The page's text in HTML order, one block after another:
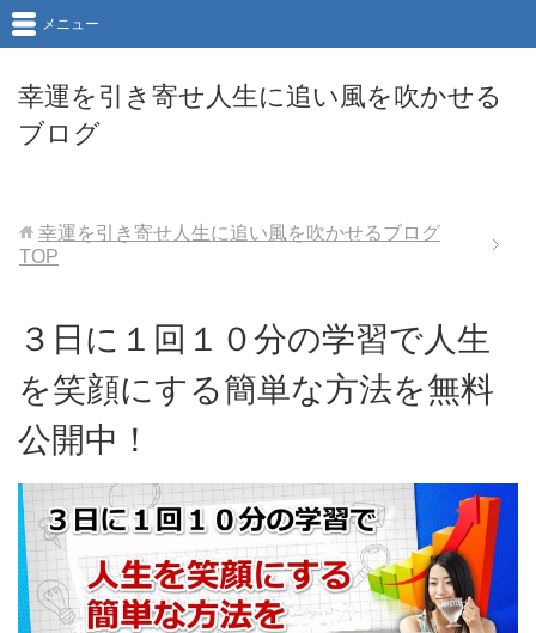
幸運を引き寄せ人生に追い風を吹かせる
ブログ
メニュー
幸運を引き寄せ人生に追い風を吹かせるブログ
TOP
３日に１回１０分の学習で人生
を笑顔にする簡単な方法を無料
公開中！